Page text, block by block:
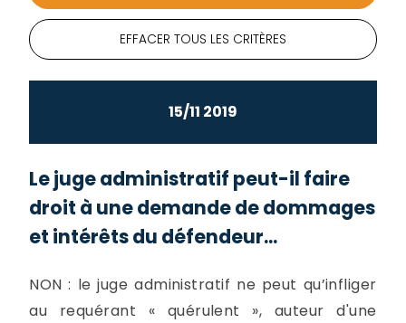
EFFACER TOUS LES CRITÈRES
15/11 2019
Le juge administratif peut-il faire
droit à une demande de dommages
et intérêts du défendeur...
NON : le juge administratif ne peut qu’infliger
au requérant « quérulent », auteur d'une